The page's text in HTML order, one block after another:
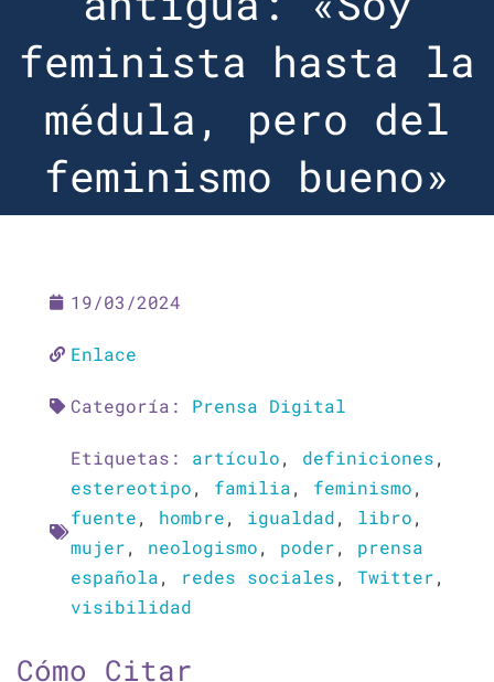
feminista hasta la
médula, pero del
feminismo bueno»
19/03/2024
Enlace
Categoría: Prensa Digital
Etiquetas: artículo, definiciones,
estereotipo, familia, feminismo,
fuente, hombre, igualdad, libro,
mujer, neologismo, poder, prensa
española, redes sociales, Twitter,
visibilidad
Cómo Citar